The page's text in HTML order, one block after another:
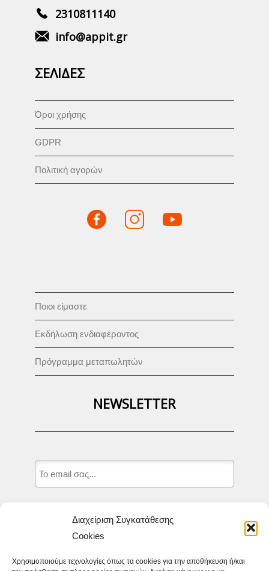
Διαχείριση Συγκατάθεσης
Cookies
Χρησιμοποιούμε τεχνολογίες όπως τα cookies για την αποθήκευση ή/και
2310811140
info@appit.gr
ΣΕΛΙΔΕΣ
Όροι χρήσης
GDPR
Πολιτική αγορών
Ποιοι είμαστε
Εκδήλωση ενδιαφέροντος
Πρόγραμμα μεταπωλητών
NEWSLETTER
προκειμένου να λαμβάνω τα νέα και τις
προσφορές της Ιστοσελίδας appit.gr και
δηλώνω ότι αποδέχομαι τουςΌρους